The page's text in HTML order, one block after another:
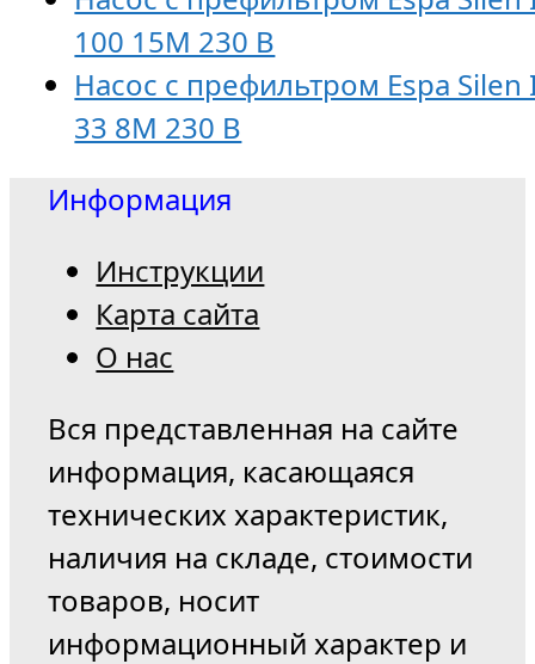
100 15M 230 В
Насос с префильтром Espa Silen
33 8M 230 В
Информация
Инструкции
Карта сайта
О нас
Вся представленная на сайте
информация, касающаяся
технических характеристик,
наличия на складе, стоимости
товаров, носит
информационный характер и